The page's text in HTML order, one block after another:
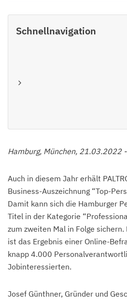
Schnellnavigation
Hamburg, München, 21.03.2022 -
Auch in diesem Jahr erhält
Business-Auszeichnung “Top-
Damit kann sich die Hamburger
Titel in der Kategorie
zum zweiten Mal in Folge
ist das Ergebnis einer Online-
knapp 4.000
Jobinteressierten.
Josef Günthner, Gründer und